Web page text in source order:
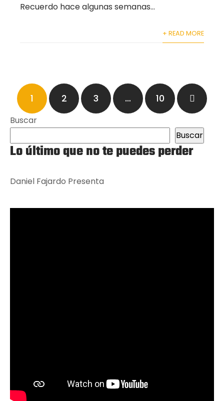
Recuerdo hace algunas semanas...
+ READ MORE
Paginación
de
entradas
1 2 3 … 10
Buscar
Buscar
Lo último que no te puedes perder
Daniel Fajardo Presenta